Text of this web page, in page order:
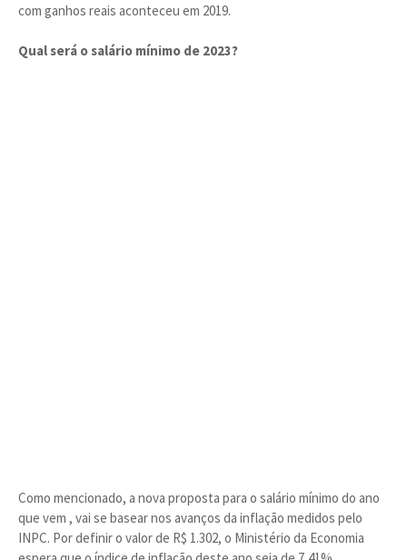
com ganhos reais aconteceu em 2019.
Qual será o salário mínimo de 2023?
Como mencionado, a nova proposta para o salário mínimo do ano
que vem , vai se basear nos avanços da inflação medidos pelo
INPC. Por definir o valor de R$ 1.302, o Ministério da Economia